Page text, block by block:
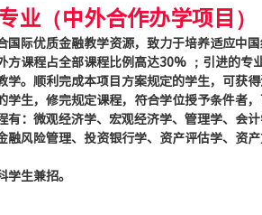
业（中外合作办学项目）
国际优质金融教学资源，致力于培养适应中
方课程占全部课程比例高达30% ；引进的
学。顺利完成本项目方案规定的学生，可获
学生，修完规定课程，符合学位授予条件者
有：微观经济学、宏观经济学、管理学、会
融风险管理、投资银行学、资产评估学、资
生兼招。